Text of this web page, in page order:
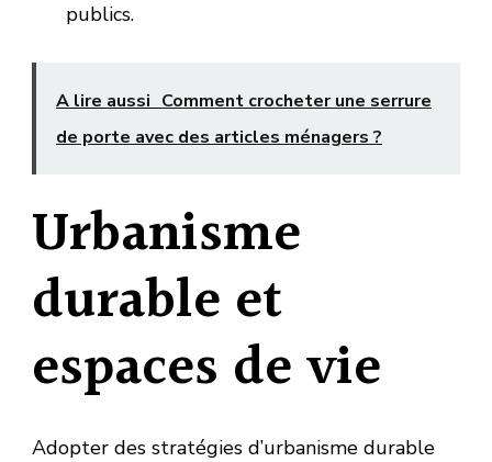
publics.
A lire aussi Comment crocheter une serrure
de porte avec des articles ménagers ?
Urbanisme
durable et
espaces de vie
Adopter des stratégies d’urbanisme durable